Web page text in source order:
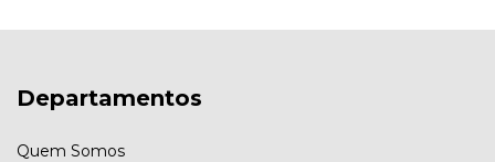
Departamentos
Quem Somos